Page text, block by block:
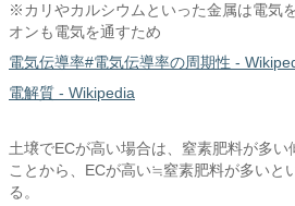
※カリやカルシウムといった金属は電気
オンも電気を通すため
電気伝導率#電気伝導率の周期性 -
電解質 - Wikipedia
土壌でECが高い場合は、窒素肥料が多
ことから、ECが高い≒窒素肥料が多いと
る。